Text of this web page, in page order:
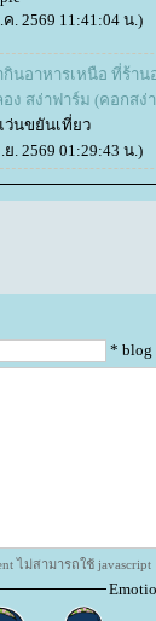
ค. 2569 11:41:04 น.)
นอาหารเหนือ ที่ร้าน
อง สง่าฟาร์ม (คอกสง่
ว่นขยันเที่ยว
ย. 2569 01:29:43 น.)
* blog
ไม่สามารถใช้ javascript